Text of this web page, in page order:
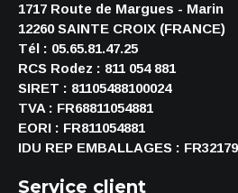
1717 Route de Margues - Marin
12260 SAINTE CROIX (FRANCE)
Tél : 05.65.81.47.25
RCS Rodez : 811 054 881
SIRET : 81105488100024
TVA : FR68811054881
EORI : FR811054881
IDU REP EMBALLAGES :
Service client